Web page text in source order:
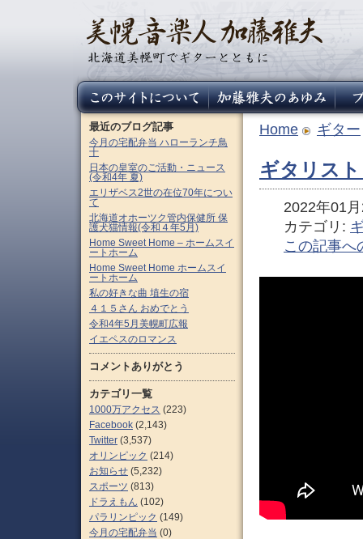
Home ギター
ギタリス
2022年01
カテゴリ:
この記事へ
最近のブログ記事
今月の宅配弁当 ハローランチ鳥
十
日本の皇室のご活動・ニュース
(令和4年 夏)
エリザベス2世の在位70年につい
て
北海道オホーツク管内保健所 保
護犬猫情報(令和４年5月)
Home Sweet Home – ホームスイ
ートホーム
Home Sweet Home ホームスイ
ートホーム
私の好きな曲 埴生の宿
４１５さん おめでとう
令和4年5月美幌町広報
イエペスのロマンス
コメントありがとう
カテゴリ一覧
1000万アクセス (223)
Facebook (2,143)
Twitter (3,537)
オリンピック (214)
お知らせ (5,232)
スポーツ (813)
ドラえもん (102)
パラリンピック (149)
今月の宅配弁当 (0)